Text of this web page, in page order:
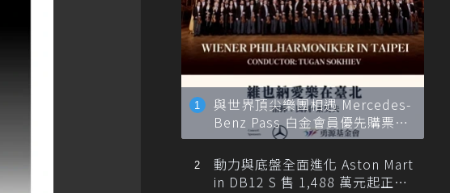
與世界頂尖樂團相遇 Mercedes-
Benz Pass 白金會員優先購票維
也納愛樂
動力與底盤全面進化 Aston Mart
in DB12 S 售 1,488 萬元起正式